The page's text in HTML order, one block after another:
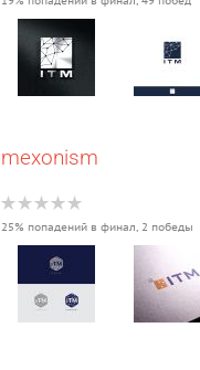
mexonism
25% попадений в финал, 2 победы